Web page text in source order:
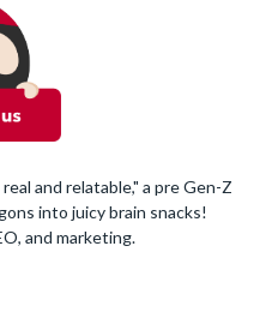
and relatable," a pre Gen-Z
into juicy brain snacks!
and marketing.